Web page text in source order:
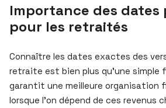
Importance des dates
pour les retraités
Connaître les dates exactes des
retraite est bien plus qu’une simple
garantit une meilleure organisation
lorsque l’on dépend de ces revenus